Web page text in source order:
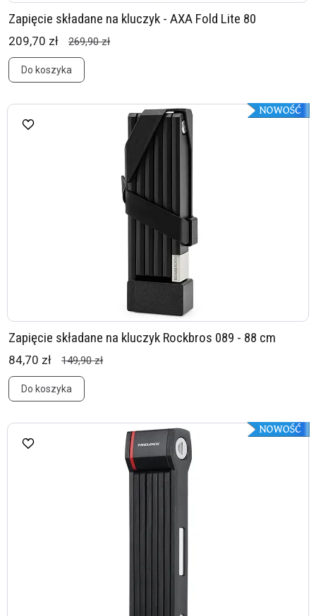
Zapięcie składane na kluczyk - AXA Fold Lite 80
209,70 zł 269,90 zł
Do koszyka
Zapięcie składane na kluczyk Rockbros 089 - 88 cm
84,70 zł 149,90 zł
Do koszyka